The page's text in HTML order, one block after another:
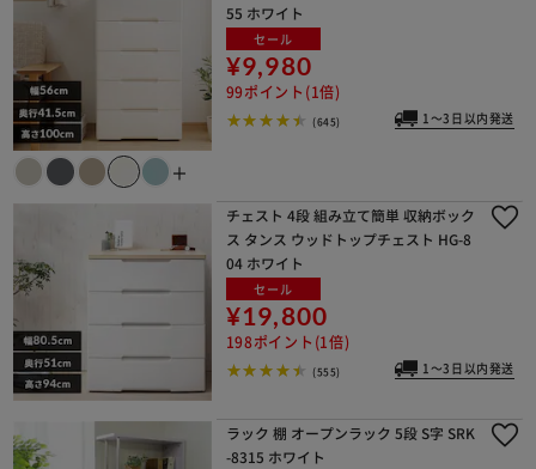
＋
55 ホワイト
セール
¥9,980
99ポイント(1倍)
(645) 1～3日以内発送
チェスト 4段 組み立て簡単 収納ボック
ス タンス ウッドトップチェスト HG-8
04 ホワイト
セール
¥19,800
198ポイント(1倍)
(555) 1～3日以内発送
ラック 棚 オープンラック 5段 S字 SRK
-8315 ホワイト